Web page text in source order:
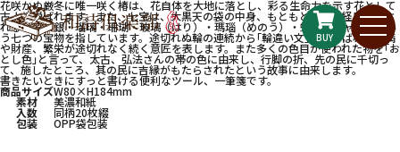
BUY
花咲かぬ厳冬に唯一咲く椿は、花自体を大地に落とし、彩る生命力を示す花として
古より悦ばれます。また、七宝は、大黒天の袋の中身、もともとの仏教経典で表さ
れる、金・銀・瑠璃・珊瑚・玻璃（はり）・瑪瑙（めのう）・蝦蛄（シャコ）とい
う七つの宝物を指しています。途切れぬ輪の連続から｢輪違い文｣とも呼ばれ、円満
や財産、繁栄が途切れなく続く意匠を表します。また多くの色目が使われた物を｢お
とし色｣と言って、太古、弘法さんの帯の色に由来し、行脚の折、先の民に千切っ
て、施したところ、其の民に吉縁がもたらされたという故事に由来します。
書きたいときにすっと書ける便利なツール、一筆箋です。
商品サイズW80×H184mm
素材 美濃和紙
入数 同柄20枚綴
包装 OPP袋包装